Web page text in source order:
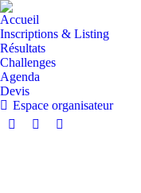
Accueil
Inscriptions & Listing
Résultats
Challenges
Agenda
Devis
Espace organisateur